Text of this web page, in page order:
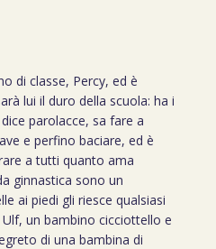
di classe, Percy, ed è
lui il duro della scuola: ha i
parolacce, sa fare a
e perfino baciare, ed è
a tutti quanto ama
ginnastica sono un
ai piedi gli riesce qualsiasi
un bambino cicciottello e
di una bambina di